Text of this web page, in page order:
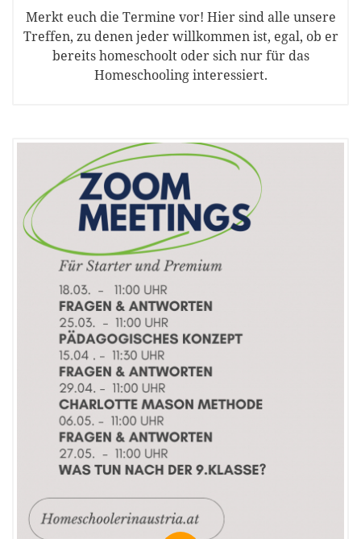
Merkt euch die Termine vor! Hier sind alle unsere
Treffen, zu denen jeder willkommen ist, egal, ob er
bereits homeschoolt oder sich nur für das
Homeschooling interessiert.